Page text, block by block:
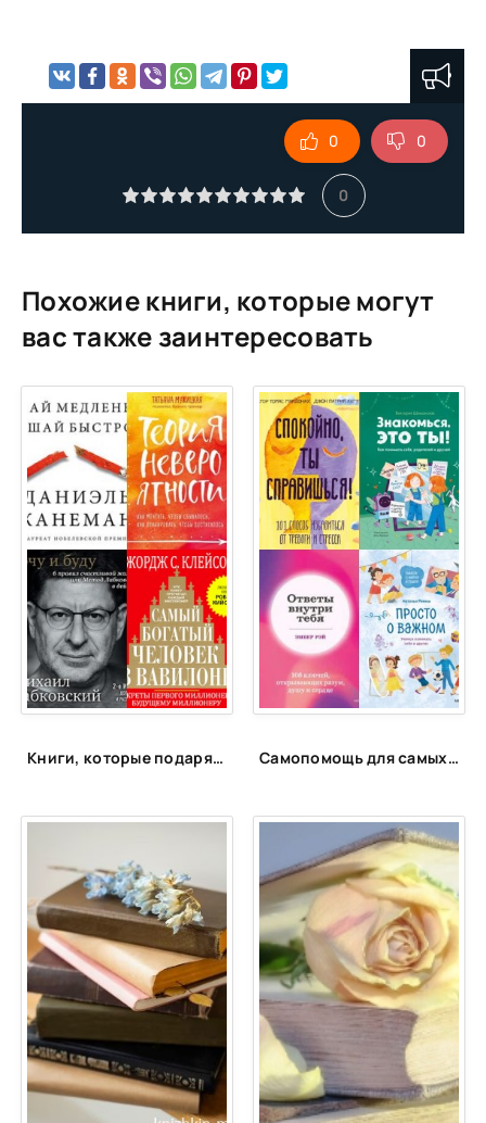
17
18
19
0
0 0
Похожие книги, которые могут
вас также заинтересовать
Книги, которые подарят энергию Самопомощь для самых маленьких